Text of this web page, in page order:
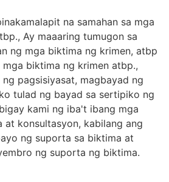
na samahan sa mga
Ay maaaring tumugon sa
ng mga biktima ng krimen, atbp
mga biktima ng krimen atbp.,
pagsisiyasat, magbayad ng
tulad ng bayad sa sertipiko ng
kami ng iba't ibang mga
konsultasyon, kabilang ang
ng suporta sa biktima at
ng suporta ng biktima.